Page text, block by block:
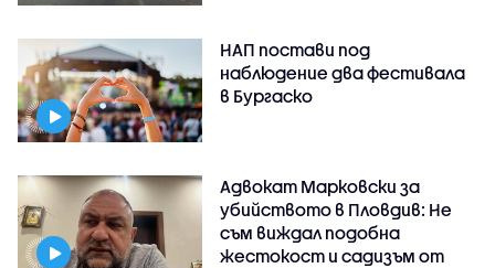
НАП постави под
наблюдение два фестивала
в Бургаско
Адвокат Марковски за
убийството в Пловдив: Не
съм виждал подобна
жестокост и садизъм от